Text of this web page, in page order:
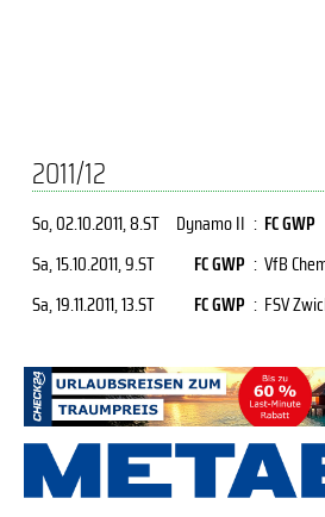
2011/12
So, 02.10.2011, 8.ST Dynamo II : FC GWP
Sa, 15.10.2011, 9.ST FC GWP : VfB
Sa, 19.11.2011, 13.ST FC GWP : FSV